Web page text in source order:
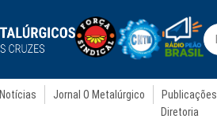
Notícias Jornal O Metalúrgico Publicações
Diretoria